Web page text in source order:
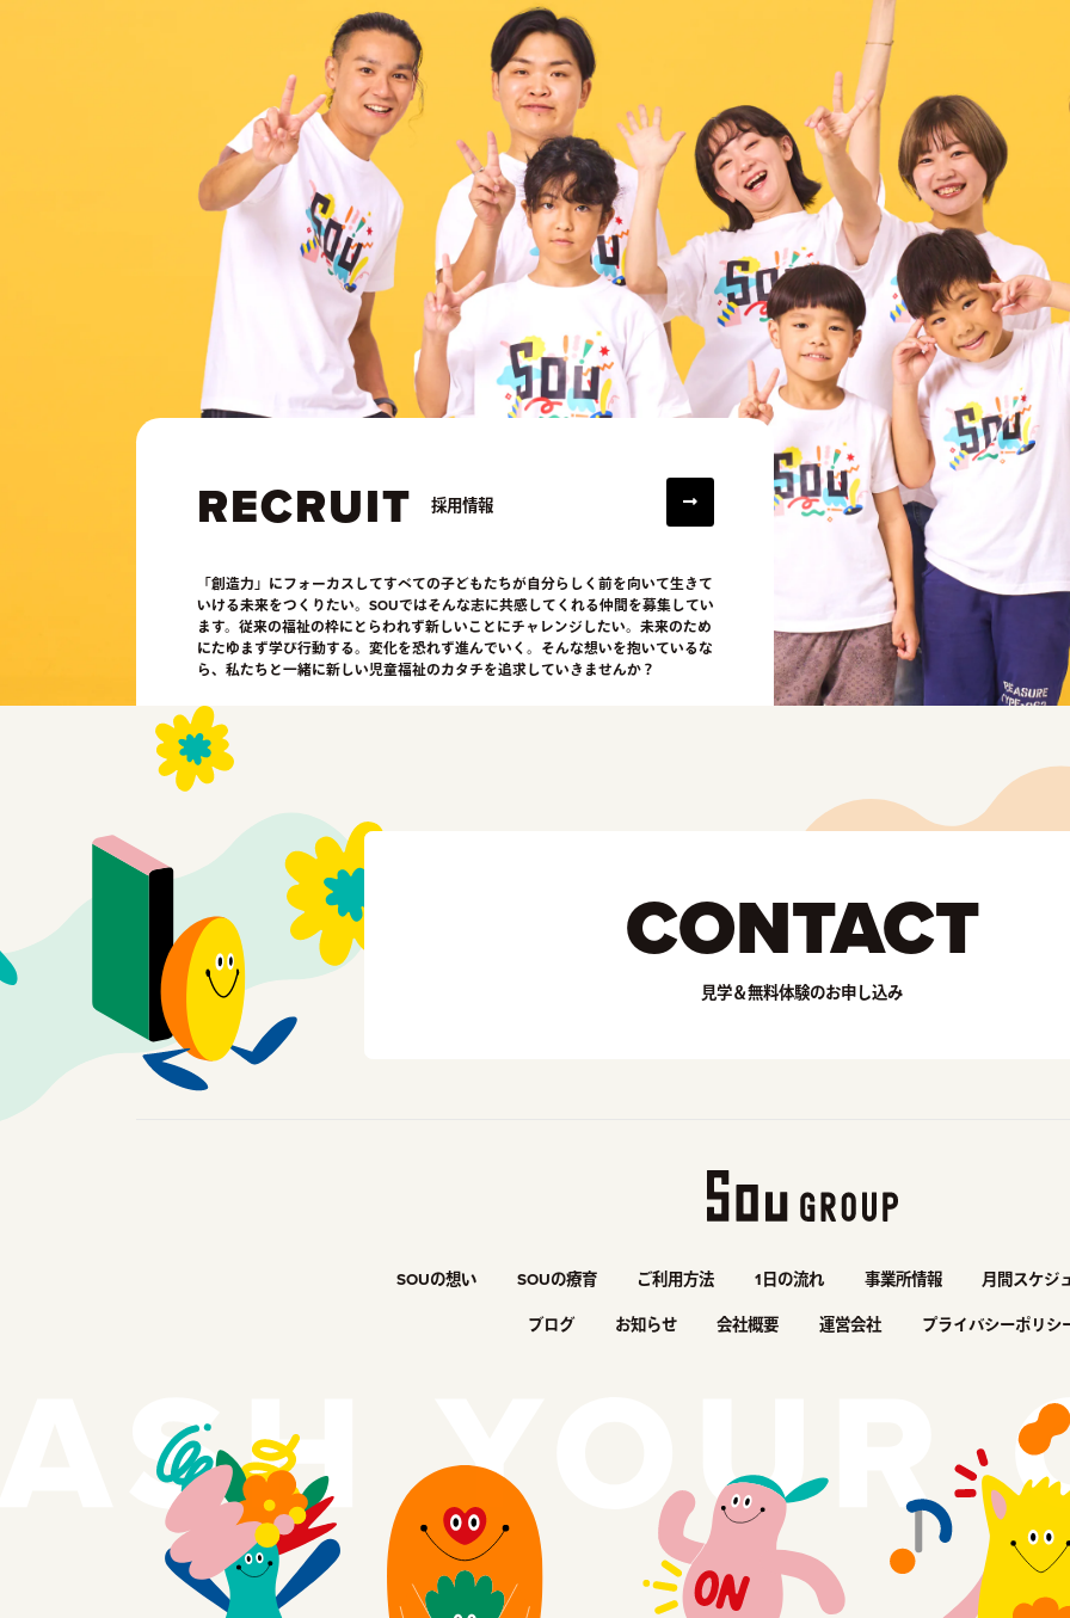
RECRUIT 採用情報
「創造力」にフォーカスしてすべての子どもたちが自分らしく前を向いて生きて
いける未来をつくりたい。SOUではそんな志に共感してくれる仲間を募集してい
ます。従来の福祉の枠にとらわれず新しいことにチャレンジしたい。未来のため
にたゆまず学び行動する。変化を恐れず進んでいく。そんな想いを抱いているな
ら、私たちと一緒に新しい児童福祉のカタチを追求していきませんか？
CONTACT
見学＆無料体験のお申し込み
SOUの想い SOUの療育 ご利用方法 1日の流れ 事業所情報
月間スケジ
ブログ
お知らせ 会社概要 運営会社 プライバシーポリシ